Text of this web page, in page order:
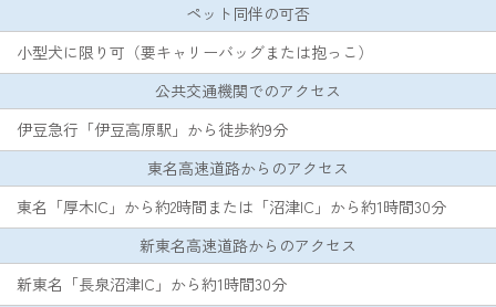
ペット同伴の可否
小型犬に限り可（要キャリーバッグまたは抱っこ）
公共交通機関でのアクセス
伊豆急行「伊豆高原駅」から徒歩約9分
東名高速道路からのアクセス
東名「厚木IC」から約2時間または「沼津IC」から約1時間30分
新東名高速道路からのアクセス
新東名「長泉沼津IC」から約1時間30分